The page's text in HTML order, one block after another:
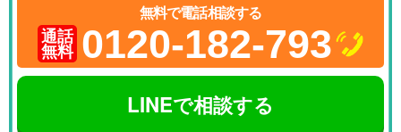
無料で電話相談する
通話
無料 0120-182-793
LINEで相談する